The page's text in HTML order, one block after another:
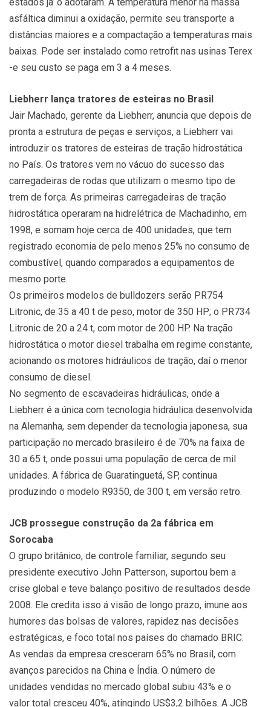
asfáltica diminui a oxidação, permite seu transporte a
distâncias maiores e a compactação a temperaturas mais
baixas. Pode ser instalado como retrofit nas usinas Terex
-e seu custo se paga em 3 a 4 meses.
Liebherr lança tratores de esteiras no Brasil
Jair Machado, gerente da Liebherr, anuncia que depois de
pronta a estrutura de peças e serviços, a Liebherr vai
introduzir os tratores de esteiras de tração hidrostática
no País. Os tratores vem no vácuo do sucesso das
carregadeiras de rodas que utilizam o mesmo tipo de
trem de força. As primeiras carregadeiras de tração
hidrostática operaram na hidrelétrica de Machadinho, em
1998, e somam hoje cerca de 400 unidades, que tem
registrado economia de pelo menos 25% no consumo de
combustível, quando comparados a equipamentos de
mesmo porte.
Os primeiros modelos de bulldozers serão PR754
Litronic, de 35 a 40 t de peso, motor de 350 HP; o PR734
Litronic de 20 a 24 t, com motor de 200 HP. Na tração
hidrostática o motor diesel trabalha em regime constante,
acionando os motores hidráulicos de tração, daí o menor
consumo de diesel.
No segmento de escavadeiras hidráulicas, onde a
Liebherr é a única com tecnologia hidráulica desenvolvida
na Alemanha, sem depender da tecnologia japonesa, sua
participação no mercado brasileiro é de 70% na faixa de
30 a 65 t, onde possui uma população de cerca de mil
unidades. A fábrica de Guaratinguetá, SP, continua
produzindo o modelo R9350, de 300 t, em versão retro.
JCB prossegue construção da 2a fábrica em
Sorocaba
O grupo britânico, de controle familiar, segundo seu
presidente executivo John Patterson, suportou bem a
crise global e teve balanço positivo de resultados desde
2008. Ele credita isso á visão de longo prazo, imune aos
humores das bolsas de valores, rapidez nas decisões
estratégicas, e foco total nos países do chamado BRIC.
As vendas da empresa cresceram 65% no Brasil, com
avanços parecidos na China e Índia. O número de
unidades vendidas no mercado global subiu 43% e o
valor total cresceu 40%, atingindo US$3,2 bilhões. A JCB